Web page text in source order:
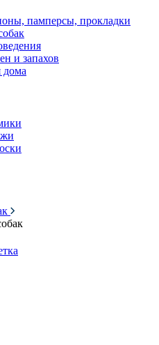
памперсы, прокладки
и запахов
дома